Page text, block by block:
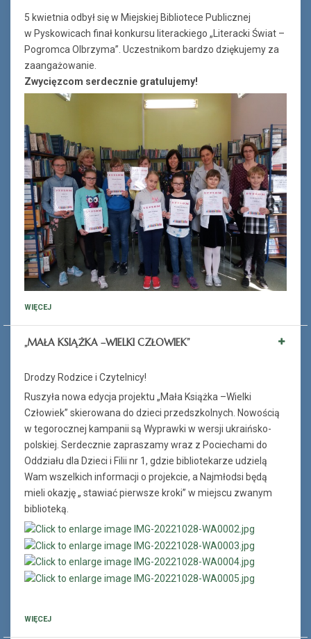
5 kwietnia odbył się w Miejskiej Bibliotece Publicznej
w Pyskowicach finał konkursu literackiego „Literacki Świat –
Pogromca Olbrzyma”. Uczestnikom bardzo dziękujemy za
zaangażowanie.
Zwycięzcom serdecznie gratulujemy!
WIĘCEJ
„MAŁA KSIĄŻKA –WIELKI CZŁOWIEK”
Drodzy Rodzice i Czytelnicy!
Ruszyła nowa edycja projektu „Mała Książka –Wielki
Człowiek” skierowana do dzieci przedszkolnych. Nowością
w tegorocznej kampanii są Wyprawki w wersji ukraińsko-
polskiej. Serdecznie zapraszamy wraz z Pociechami do
Oddziału dla Dzieci i Filii nr 1, gdzie bibliotekarze udzielą
Wam wszelkich informacji o projekcie, a Najmłodsi będą
mieli okazję „ stawiać pierwsze kroki” w miejscu zwanym
biblioteką.
WIĘCEJ